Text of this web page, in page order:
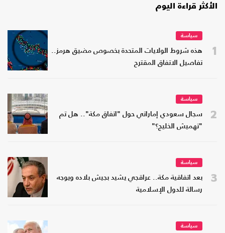
الأكثر قراءة اليوم
1
سياسة
هذه شروط الولايات المتحدة بخصوص مضيق هرمز..
تفاصيل الاتفاق المقترح
2
سياسة
سجال سعودي إماراتي حول "اتفاق مكة".. هل تم
"تهميش الخليج؟"
3
سياسة
بعد اتفاقية مكة.. عراقجي يشيد بجيش بلاده ويوجه
رسالة للدول الإسلامية
سياسة